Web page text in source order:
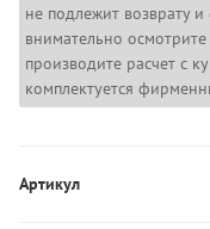
не подлежит возврату
внимательно
производите расчет с
комплектуется
Артикул